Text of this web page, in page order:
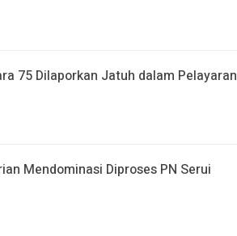
75 Dilaporkan Jatuh dalam Pelayaran
Mendominasi Diproses PN Serui